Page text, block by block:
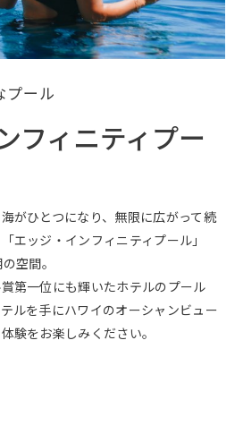
プール
フィニティプー
がひとつになり、無限に広がって続
エッジ・インフィニティプール」
空間。
第一位にも輝いたホテルのプール
ルを手にハワイのオーシャンビュー
験をお楽しみください。